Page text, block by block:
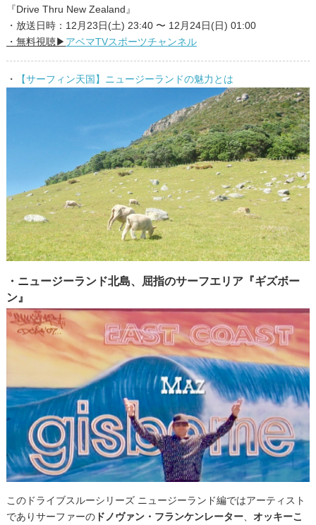
『Drive Thru New Zealand』
・放送日時：12月23日(土) 23:40 〜 12月24日(日) 01:00
・無料視聴▶︎ アベマTVスポーツチャンネル
・ 【サーフィン天国】ニュージーランドの魅力とは
・ニュージーランド北島、屈指のサーフエリア『ギズボー
ン』
このドライブスルーシリーズ ニュージーランド編ではアーティスト
でありサーファーのドノヴァン・フランケンレーター、 オッキーこ